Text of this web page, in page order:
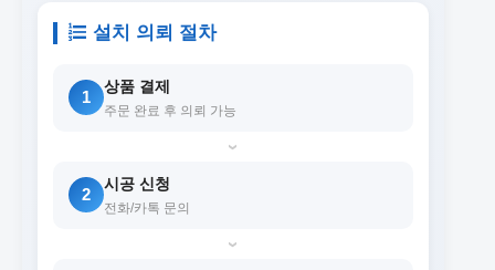
설치 의뢰 절차
1
상품 결제
주문 완료 후 의뢰 가능
›
2
시공 신청
전화/카톡 문의
›